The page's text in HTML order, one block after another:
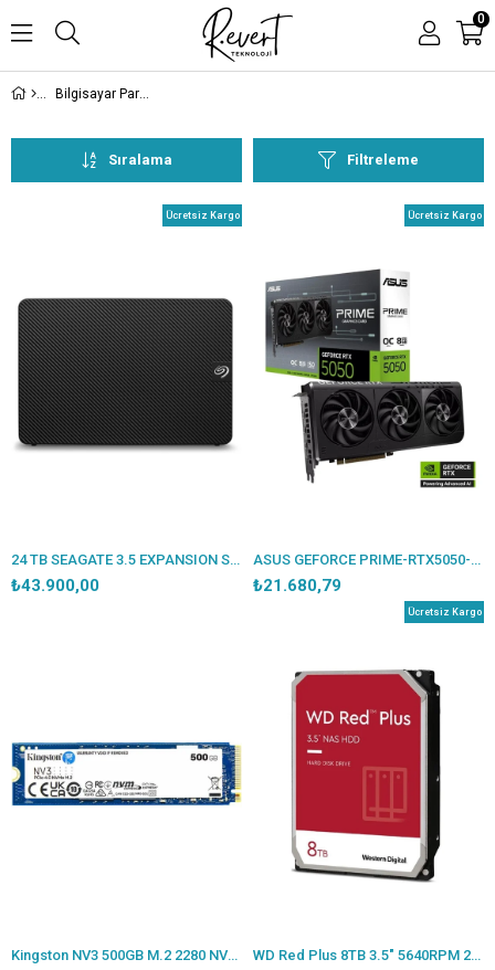
0
Bilgisayar Parçaları
Filtreleme
Sıralama
24 TB SEAGATE 3.5 EXPANSION STKP24000400 TAŞINABİLİR DİSK
₺43.900,00
Ücretsiz Kargo
ASUS GEFORCE PRIME-RTX5050-O8G 8GB GDDR6 128BIT 1XHDMI 3XDP EKRAN KARTI
₺21.680,79
Ücretsiz Kargo
Kingston NV3 500GB M.2 2280 NVMe PCIe 4.0 SSD (5000-3000MB/s) SNV3S/500G WD Red Plus 8TB 3.5" 5640RPM 256MB SATA3 NAS Hard Disk (WD80EFPX)
Ücretsiz Kargo